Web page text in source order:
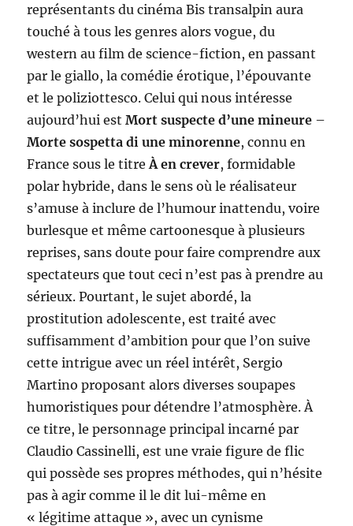
représentants du cinéma Bis transalpin aura
touché à tous les genres alors vogue, du
western au film de science-fiction, en passant
par le giallo, la comédie érotique, l’épouvante
et le poliziottesco. Celui qui nous intéresse
aujourd’hui estMort suspecte d’une mineure –
Morte sospetta di une minorenne, connu en
France sous le titreÀ en crever, formidable
polar hybride, dans le sens où le réalisateur
s’amuse à inclure de l’humour inattendu, voire
burlesque et même cartoonesque à plusieurs
reprises, sans doute pour faire comprendre aux
spectateurs que tout ceci n’est pas à prendre au
sérieux. Pourtant, le sujet abordé, la
prostitution adolescente, est traité avec
suffisamment d’ambition pour que l’on suive
cette intrigue avec un réel intérêt, Sergio
Martino proposant alors diverses soupapes
humoristiques pour détendre l’atmosphère. À
ce titre, le personnage principal incarné par
Claudio Cassinelli, est une vraie figure de flic
qui possède ses propres méthodes, qui n’hésite
pas à agir comme il le dit lui-même en
« légitime attaque », avec un cynisme